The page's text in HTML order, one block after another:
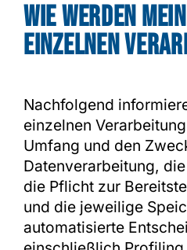
Wie werden
Einzelnen
Nachfolgend
einzelnen
Umfang und den
Datenverarbeitung,
die Pflicht zur
und die jeweilige
automatisierte